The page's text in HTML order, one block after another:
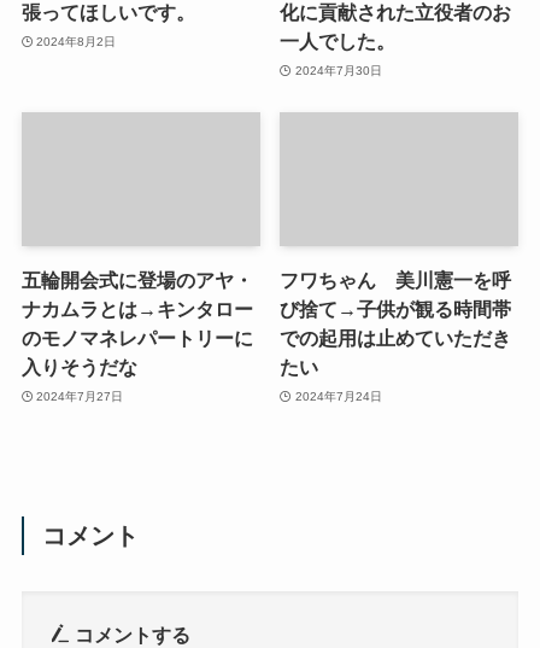
張ってほしいです。
2024年8月2日
化に貢献された立役者のお
一人でした。
2024年7月30日
五輪開会式に登場のアヤ・
ナカムラとは→キンタロー
のモノマネレパートリーに
入りそうだな
2024年7月27日
フワちゃん 美川憲一を呼
び捨て→子供が観る時間帯
での起用は止めていただき
たい
2024年7月24日
コメント
コメントする